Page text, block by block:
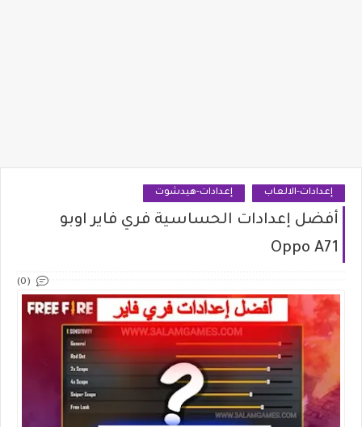
إعدادات-الالعاب إعدادات-هيدشوت
أفضل إعدادات الحساسية فري فاير اوبو
Oppo A71
(0)